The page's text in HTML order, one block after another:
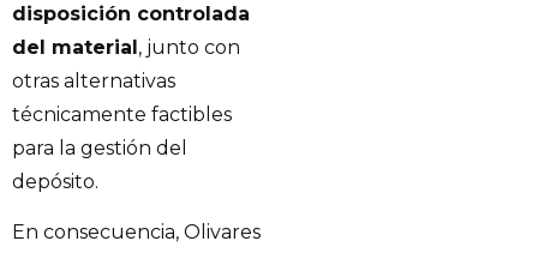
disposición controlada
del material, junto con
otras alternativas
técnicamente factibles
para la gestión del
depósito.
En consecuencia, Olivares